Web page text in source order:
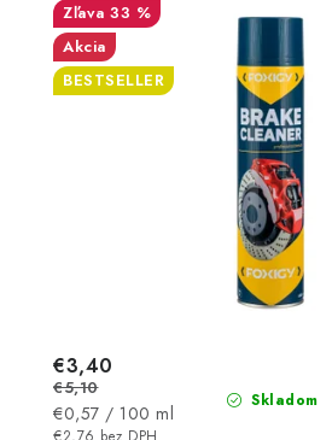
33 %
Akcia
BESTSELLER
Skladom
€2,76 bez DPH
€3,40
€5,10
Jednotková
€0,57 / 100 ml